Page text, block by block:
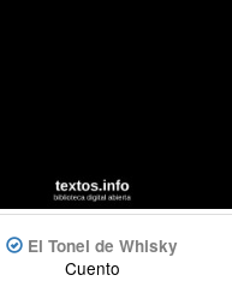
El Tonel de Whisky
Cuento